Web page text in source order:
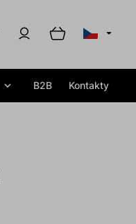
B2B Kontakty